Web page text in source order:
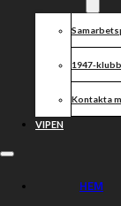
1947-
Kontakta
VIPEN
HEM
Dela nyheten: